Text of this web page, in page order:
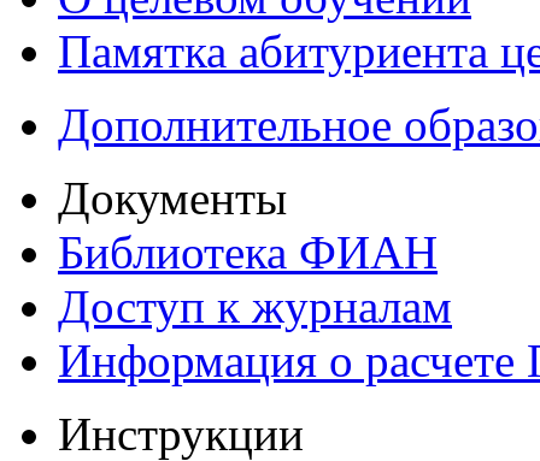
Памятка абитуриента
Дополнительное
Документы
Библиотека ФИАН
Доступ к журналам
Информация о
Инструкции